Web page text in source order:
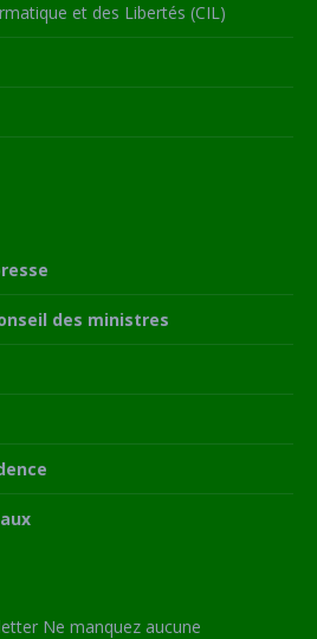
et des Libertés (CIL)
des ministres
Ne manquez aucune